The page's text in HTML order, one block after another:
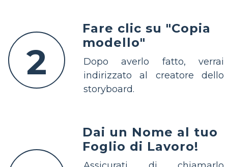
2
Fare clic su "Copia
modello"
Dopo averlo fatto, verrai
indirizzato al creatore dello
storyboard.
Dai un Nome al tuo
Foglio di Lavoro!